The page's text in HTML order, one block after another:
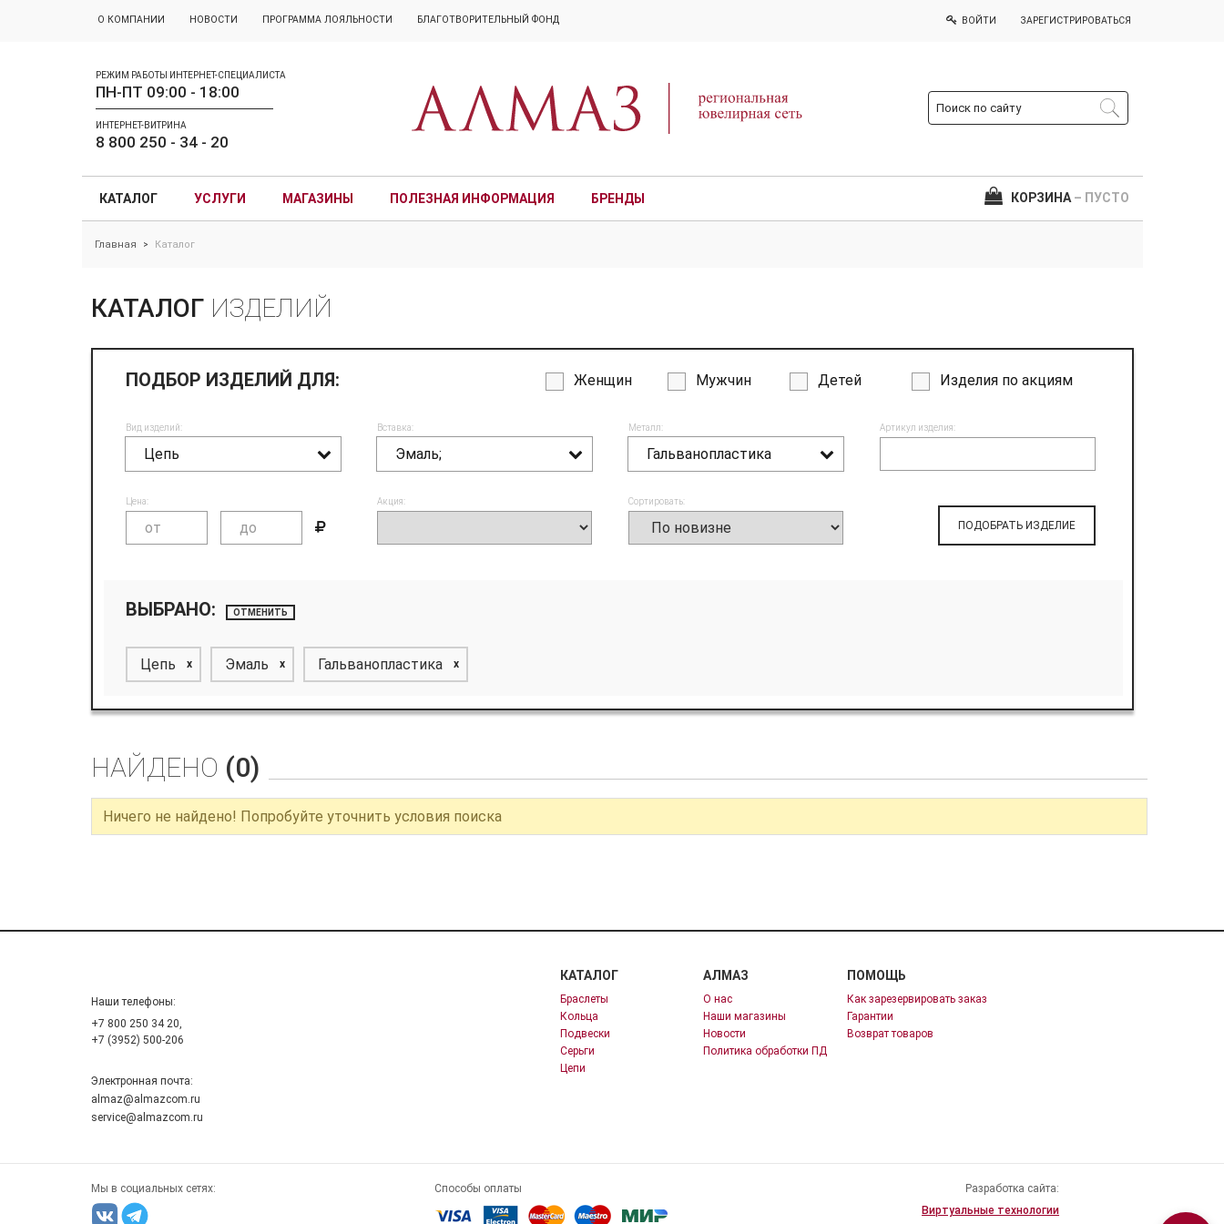
О КОМПАНИИ НОВОСТИ ПРОГРАММА ЛОЯЛЬНОСТИ БЛАГОТВОРИТЕЛЬНЫЙ ФОНД
РЕЖИМ РАБОТЫ ИНТЕРНЕТ-СПЕЦИАЛИСТА
ПН-ПТ 09:00 - 18:00
ИНТЕРНЕТ-ВИТРИНА
8 800 250 - 34 - 20
ВОЙТИ ЗАРЕГИСТРИРОВАТЬСЯ
КАТАЛОГ УСЛУГИ МАГАЗИНЫ ПОЛЕЗНАЯ ИНФОРМАЦИЯ БРЕНДЫ КОРЗИНА – ПУСТО
Главная > Каталог
КАТАЛОГ ИЗДЕЛИЙ
ПОДБОР ИЗДЕЛИЙ ДЛЯ: Женщин Мужчин Детей Изделия по акциям
Вид изделий:
Цепь
Вставка:
Эмаль;
Металл:
Гальванопластика
Артикул изделия:
Цена: Акция: Сортировать:
ПОДОБРАТЬ ИЗДЕЛИЕ
ВЫБРАНО: ОТМЕНИТЬ
Цепь x Эмаль x Гальванопластика x
НАЙДЕНО (0)
Ничего не найдено! Попробуйте уточнить условия поиска
Наши телефоны:
+7 800 250 34 20,
+7 (3952) 500-206
Электронная почта:
almaz@almazcom.ru
service@almazcom.ru
КАТАЛОГ
Браслеты
Кольца
Подвески
Серьги
Цепи
АЛМАЗ
О нас
Наши магазины
Новости
Политика обработки ПД
ПОМОЩЬ
Как зарезервировать заказ
Гарантии
Возврат товаров
Мы в социальных сетях: Способы оплаты
Разработка сайта:
Виртуальные технологии